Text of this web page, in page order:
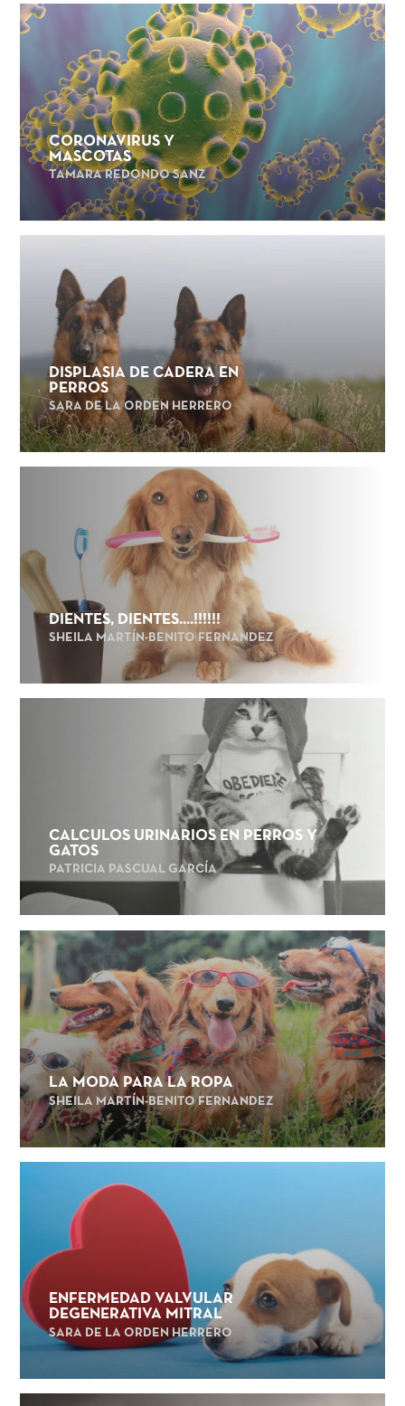
CORONAVIRUS Y
MASCOTAS
TAMARA REDONDO SANZ
DISPLASIA DE CADERA EN
PERROS
SARA DE LA ORDEN HERRERO
DIENTES, DIENTES....!!!!!!
SHEILA MARTÍN-BENITO FERNANDEZ
CÁLCULOS URINARIOS EN PERROS Y
GATOS
PATRICIA PASCUAL GARCÍA
LA MODA PARA LA ROPA
SHEILA MARTÍN-BENITO FERNANDEZ
ENFERMEDAD VALVULAR
DEGENERATIVA MITRAL
SARA DE LA ORDEN HERRERO